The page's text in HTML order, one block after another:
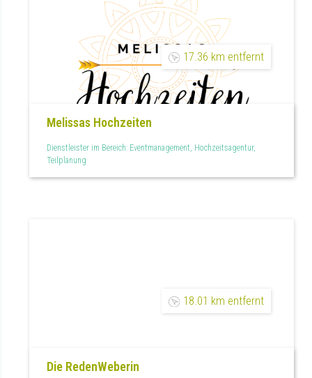
17.36 km entfernt
Melissas Hochzeiten
Dienstleister im Bereich: Eventmanagement, Hochzeitsagentur,
Teilplanung
18.01 km entfernt
Die RedenWeberin